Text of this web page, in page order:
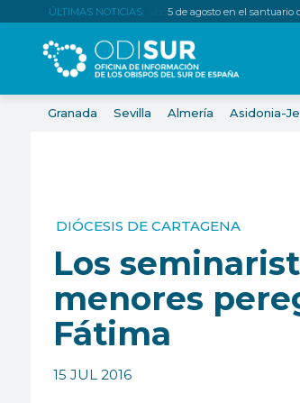
ÚLTIMAS NOTICIAS: 5 de agosto en el santuario
Granada Sevilla Almería Asidonia-
DIÓCESIS DE CARTAGENA
Los
menores
Fátima
15 JUL 2016